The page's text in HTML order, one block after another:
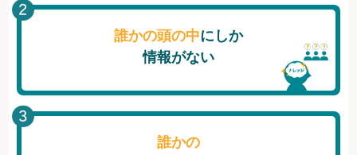
誰かの頭の中にしか
情報がない
誰かの